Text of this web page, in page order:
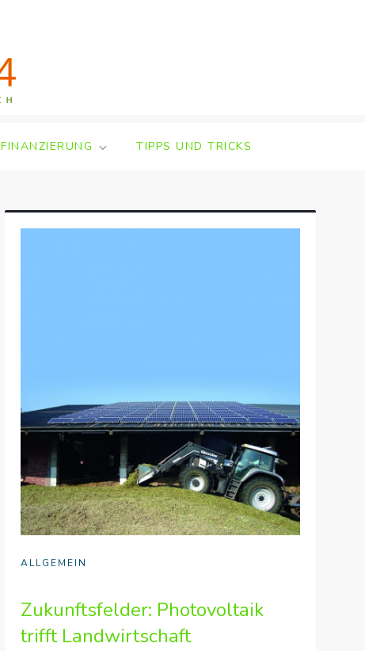
FINANZIERUNG TIPPS UND TRICKS
ALLGEMEIN
Zukunftsfelder: Photovoltaik
trifft Landwirtschaft